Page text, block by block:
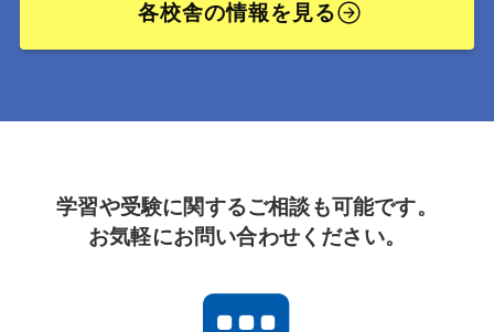
各校舎の情報を見る
学習や受験に関するご相談も可能です。
お気軽にお問い合わせください。